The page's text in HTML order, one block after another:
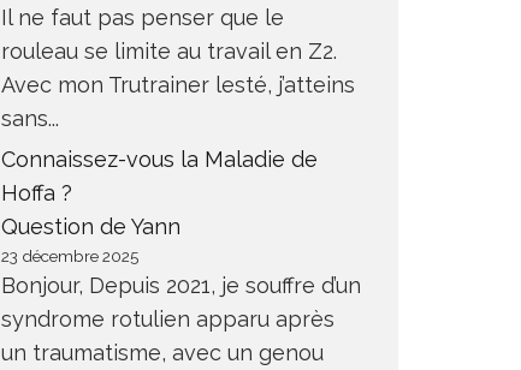
Il ne faut pas penser que le
rouleau se limite au travail en Z2.
Avec mon Trutrainer lesté, j’atteins
sans...
Connaissez-vous la Maladie de
Hoffa ?
Question de Yann
23 décembre 2025
Bonjour, Depuis 2021, je souffre d’un
syndrome rotulien apparu après
un traumatisme, avec un genou